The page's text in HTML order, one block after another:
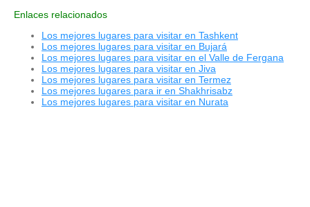
Enlaces relacionados
Los mejores lugares para visitar en Tashkent
Los mejores lugares para visitar en Bujará
Los mejores lugares para visitar en el Valle de Fergana
Los mejores lugares para visitar en Jiva
Los mejores lugares para visitar en Termez
Los mejores lugares para ir en Shakhrisabz
Los mejores lugares para visitar en Nurata